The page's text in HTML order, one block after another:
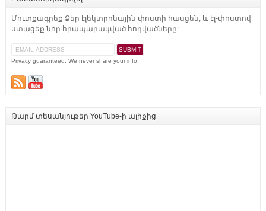
Մուտքագրեք Ձեր էլեկտրոնային փոստի հասցեն, և էլ-փոստով
ստացեք նոր հրապարակված հոդվածները:
Privacy guaranteed. We never share your info.
Թարմ տեսանյութեր YouTube-ի ալիքից